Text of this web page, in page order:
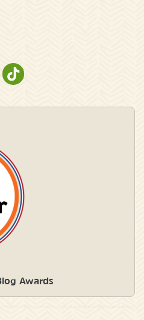
INSTAGRAM
OP PINTEREST
OP YOUTUBE
NATURESCANNER OP TIKTOK
Awards